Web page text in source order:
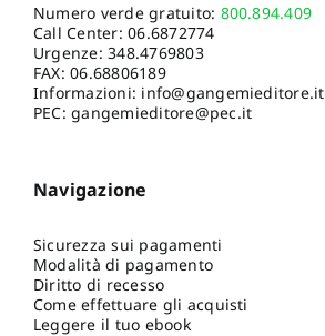
Numero verde gratuito: 800.894.409
Call Center:06.6872774
Urgenze:348.4769803
FAX: 06.68806189
Informazioni: info@gangemieditore.it
PEC: gangemieditore@pec.it
Navigazione
Sicurezza sui pagamenti
Modalità di pagamento
Diritto di recesso
Come effettuare gli acquisti
Leggere il tuo ebook